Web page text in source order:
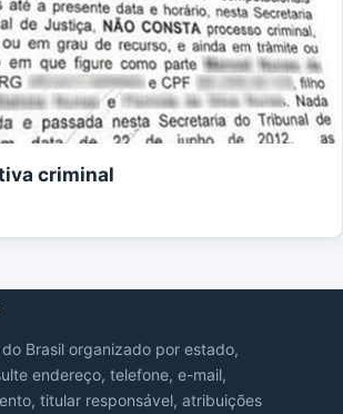
criminal
Brasil organizado por estado,
endereço, telefone, e-mail,
titular responsável, atribuições